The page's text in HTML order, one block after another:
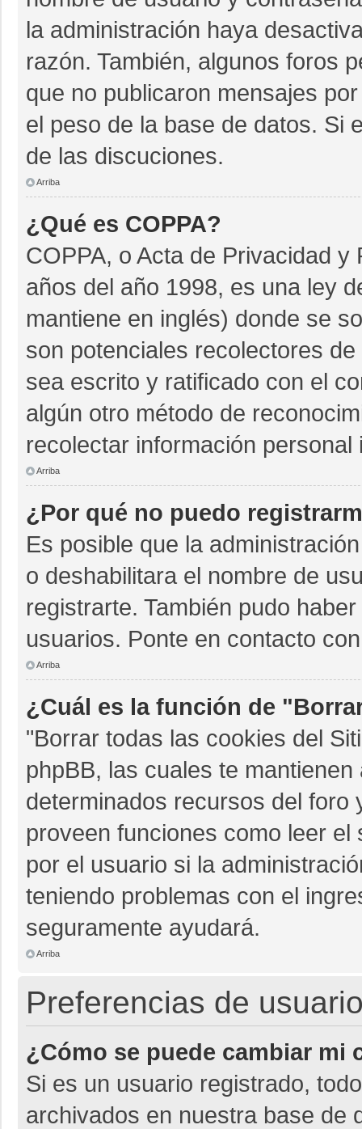
la administración haya
razón. También, algunos foros
que no publicaron mensajes
el peso de la base de datos. Si
de las discuciones.
Arriba
¿Qué es COPPA?
COPPA, o Acta de Privacidad
años del año 1998, es una ley
mantiene en inglés) donde se
son potenciales recolectores
sea escrito y ratificado con el
algún otro método de
recolectar información
Arriba
¿Por qué no puedo
Es posible que la
o deshabilitara el nombre de
registrarte. También pudo
usuarios. Ponte en contacto
Arriba
¿Cuál es la función de
"Borrar todas las cookies del
phpBB, las cuales te
determinados recursos del foro
proveen funciones como leer
por el usuario si la
teniendo problemas con el
seguramente ayudará.
Arriba
Preferencias de
¿Cómo se puede cambiar mi
Si es un usuario registrado,
archivados en nuestra base de